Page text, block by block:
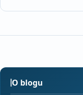
O blogu